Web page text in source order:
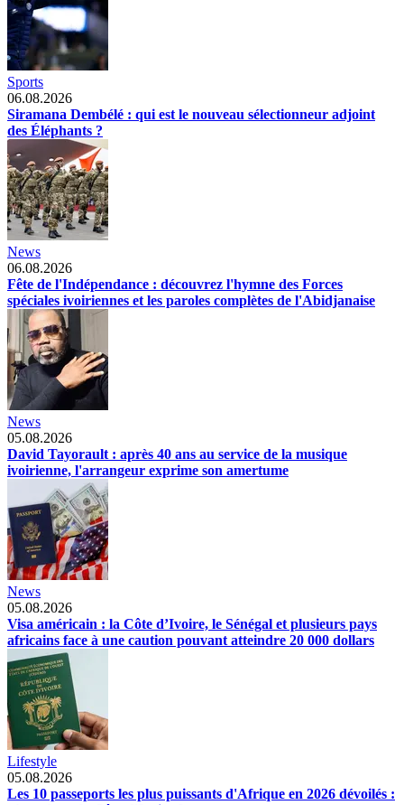
Sports
06.08.2026
Siramana Dembélé : qui est le nouveau sélectionneur adjoint
des Éléphants ?
News
06.08.2026
Fête de l'Indépendance : découvrez l'hymne des Forces
spéciales ivoiriennes et les paroles complètes de l'Abidjanaise
News
05.08.2026
David Tayorault : après 40 ans au service de la musique
ivoirienne, l'arrangeur exprime son amertume
News
05.08.2026
Visa américain : la Côte d’Ivoire, le Sénégal et plusieurs pays
africains face à une caution pouvant atteindre 20 000 dollars
Lifestyle
05.08.2026
Les 10 passeports les plus puissants d'Afrique en 2026 dévoilés :